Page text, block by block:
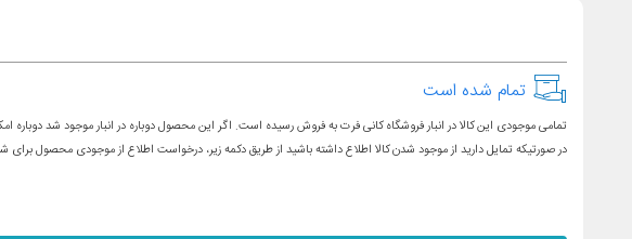
تمام شده است
تمامی موجودی این کالا در انبار فروشگاه کانی فرت به فروش رسیده است. اگر این محصول دوباره در انبار موجود شد دوباره
در صورتیکه تمایل دارید از موجود شدن کالا اطلاع داشته باشید از طریق دکمه زیر، درخواست اطلاع از موجودی